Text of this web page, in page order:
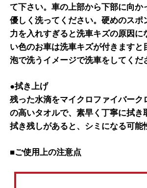
て下さい。車の上部から下部に向か
優しく洗ってください。硬めのスポ
力を入れすぎると洗車キズの原因に
い色のお車は洗車キズが付きますと
泡で洗うイメージで洗車をしてくだ
●拭き上げ
残った水滴をマイクロファイバーク
の高いタオルで、素早く丁寧に拭き
拭き残しがあると、シミになる可能
■ご使用上の注意点